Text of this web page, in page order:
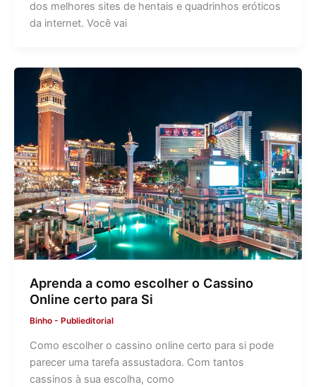
dos melhores sites de hentais e quadrinhos eróticos
da internet. Você vai
Aprenda a como escolher o Cassino
Online certo para Si
Binho - Publieditorial
Como escolher o cassino online certo para si pode
parecer uma tarefa assustadora. Com tantos
cassinos à sua escolha, como